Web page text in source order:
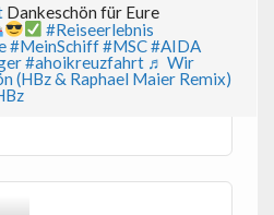
Dankeschön für Eure
#Reiseerlebnis
#MeinSchiff#MSC#AIDA
#ahoikreuzfahrt ♬ Wir
(HBz & Raphael Maier Remix)